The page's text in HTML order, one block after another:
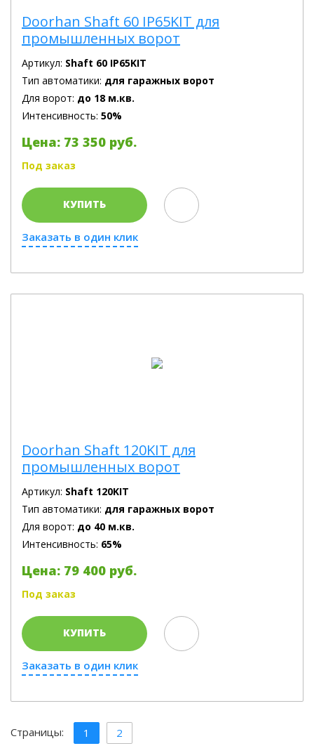
Doorhan Shaft 60 IP65KIT для
промышленных ворот
Артикул: Shaft 60 IP65KIT
Тип автоматики: для гаражных ворот
Для ворот: до 18 м.кв.
Интенсивность: 50%
Цена: 73 350 руб.
Под заказ
КУПИТЬ
Заказать в один клик
Doorhan Shaft 120KIT для
промышленных ворот
Артикул: Shaft 120KIT
Тип автоматики: для гаражных ворот
Для ворот: до 40 м.кв.
Интенсивность: 65%
Цена: 79 400 руб.
Под заказ
КУПИТЬ
Заказать в один клик
Страницы: 1 2